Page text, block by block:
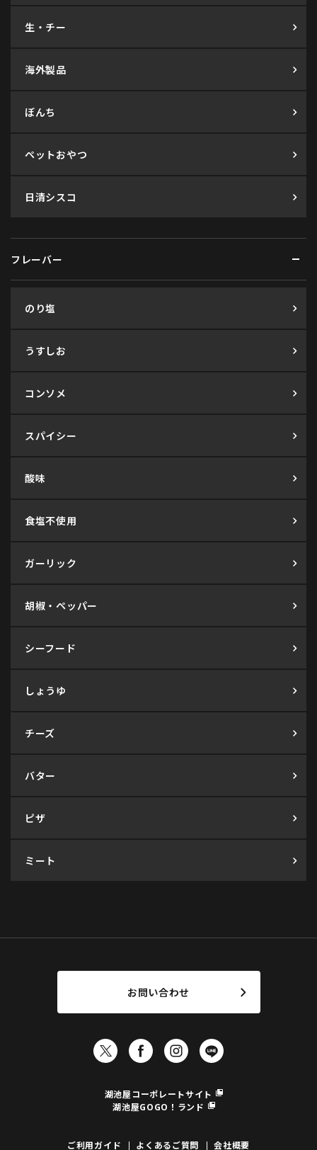
生・チー
海外製品
ぼんち
ペットおやつ
日清シスコ
フレーバー
のり塩
うすしお
コンソメ
スパイシー
酸味
食塩不使用
ガーリック
胡椒・ペッパー
シーフード
しょうゆ
チーズ
バター
ピザ
ミート
お問い合わせ
湖池屋コーポレートサイト
湖池屋GOGO！ランド
ご利用ガイド よくあるご質問 会社概要